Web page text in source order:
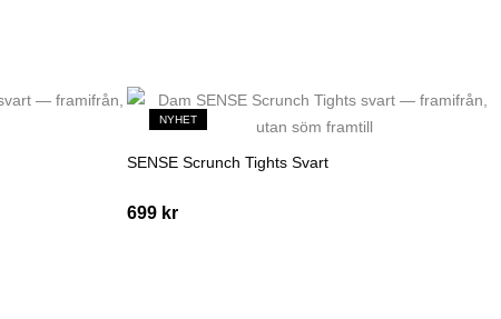
NYHET
SENSE Scrunch Tights Svart
699 kr